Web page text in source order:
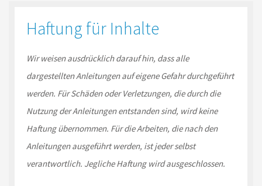
Haftung für Inhalte
Wir weisen ausdrücklich darauf hin, dass alle
dargestellten Anleitungen auf eigene Gefahr durchgeführt
werden. Für Schäden oder Verletzungen, die durch die
Nutzung der Anleitungen entstanden sind, wird keine
Haftung übernommen. Für die Arbeiten, die nach den
Anleitungen ausgeführt werden, ist jeder selbst
verantwortlich. Jegliche Haftung wird ausgeschlossen.